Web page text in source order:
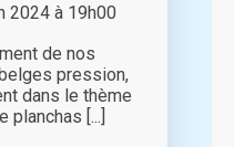
2024 à 19h00
de nos
pression,
dans le thème
[...]